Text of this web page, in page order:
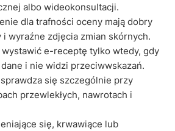
albo wideokonsultacji.
dla trafności oceny mają dobry
wyraźne zdjęcia zmian skórnych.
e-receptę tylko wtedy, gdy
i nie widzi przeciwwskazań.
się szczególnie przy
przewlekłych, nawrotach i
się, krwawiące lub